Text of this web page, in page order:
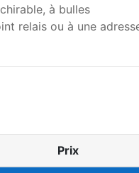
à bulles
relais ou à une
Prix